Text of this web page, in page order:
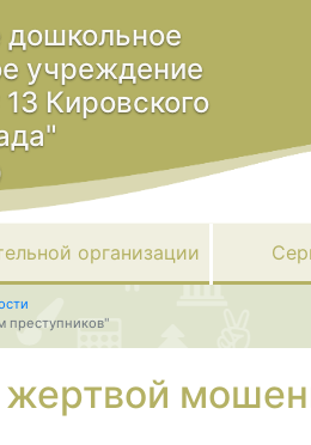
учреждение
Кировского
организации
преступников"
жертвой